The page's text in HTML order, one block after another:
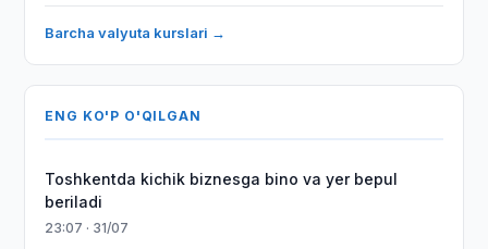
Barcha valyuta kurslari →
ENG KO'P O'QILGAN
Toshkentda kichik biznesga bino va yer bepul
beriladi
23:07 · 31/07